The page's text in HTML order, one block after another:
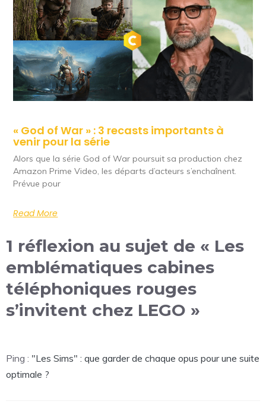
« God of War » : 3 recasts importants à
venir pour la série
Alors que la série God of War poursuit sa production chez
Amazon Prime Video, les départs d’acteurs s’enchaînent.
Prévue pour
Read More
1 réflexion au sujet de « Les
emblématiques cabines
téléphoniques rouges
s’invitent chez LEGO »
Ping : "Les Sims" : que garder de chaque opus pour une suite
optimale ?